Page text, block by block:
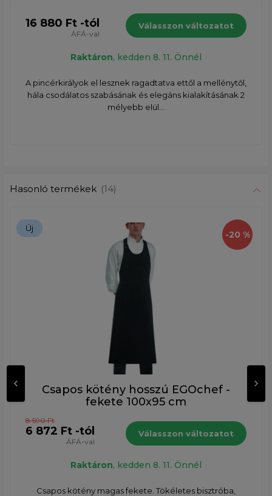
16 880 Ft -tól
ÁFÁ-val
Válasszon változatot
Raktáron, kedden 8. 11. Önnél
A pincérkirályok el lesznek ragadtatva ettől a mellénytől,
hála csodálatos szabásának és elegáns kialakításának 2
mélyebb elül...
Hasonló termékek (14)
-20 %
Új
Csapos kötény hosszú EGOchef -
fekete 100x95 cm
8 590 Ft
6 872 Ft -tól
ÁFÁ-val
Válasszon változatot
Raktáron, kedden 8. 11. Önnél
Csapos kötény magas fekete. Tökéletes bisztróba,